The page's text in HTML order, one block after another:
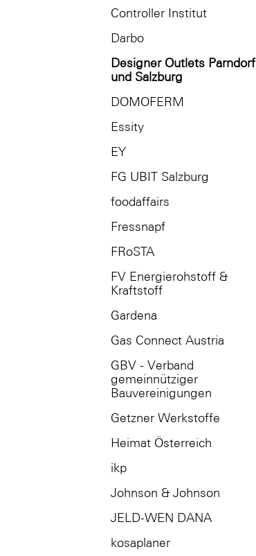
Controller Institut
Darbo
Designer Outlets Parndorf
und Salzburg
DOMOFERM
Essity
EY
FG UBIT Salzburg
foodaffairs
Fressnapf
FRoSTA
FV Energierohstoff &
Kraftstoff
Gardena
Gas Connect Austria
GBV - Verband
gemeinnütziger
Bauvereinigungen
Getzner Werkstoffe
Heimat Österreich
ikp
Johnson & Johnson
JELD-WEN DANA
kosaplaner